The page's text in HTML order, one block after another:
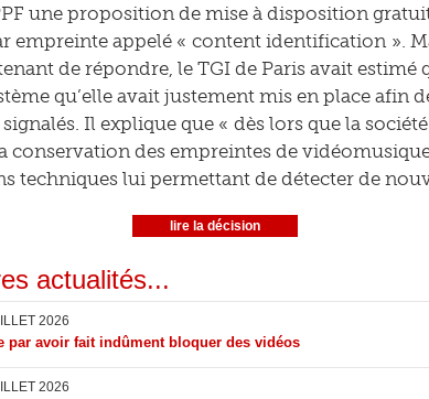
une proposition de mise à disposition
empreinte appelé « content identification ».
de répondre, le TGI de Paris avait estimé
qu’elle avait justement mis en place afin
Il explique que « dès lors que la
conservation des empreintes de
techniques lui permettant de détecter de
lire la décision
actualités...
2026
par avoir fait indûment bloquer des vidéos
2026